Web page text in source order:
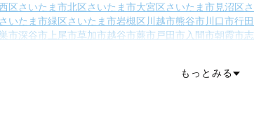
区さいたま市北区さいたま市大宮区さいたま市見沼区
さいたま市緑区さいたま市岩槻区 川越市熊谷市川口市行
市深谷市 上尾市草加市越谷市蕨市 戸田市 入間市朝霞市
児玉郡美里町児玉郡神
もっとみる